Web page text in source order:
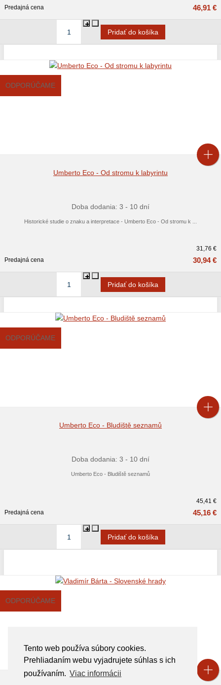
Tento web používa súbory cookies.
Prehliadaním webu vyjadrujete súhlas s ich
používaním. Viac informácii
Predajná cena
46,91 €
ODPORÚČAME
Umberto Eco - Od stromu k labyrintu
Doba dodania: 3 - 10 dní
Historické studie o znaku a interpretace - Umberto Eco - Od stromu k ...
31,76 €
Predajná cena
30,94 €
ODPORÚČAME
Umberto Eco - Bludiště seznamů
Doba dodania: 3 - 10 dní
Umberto Eco - Bludiště seznamů
45,41 €
Predajná cena
45,16 €
ODPORÚČAME